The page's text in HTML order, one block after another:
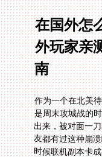
在国外怎
外玩家亲
南
作为一个在北美
是周末攻城战的
出来，被对面一
友都有过这种崩
时候联机副本卡
技能都按不出来
不稳定。今天这